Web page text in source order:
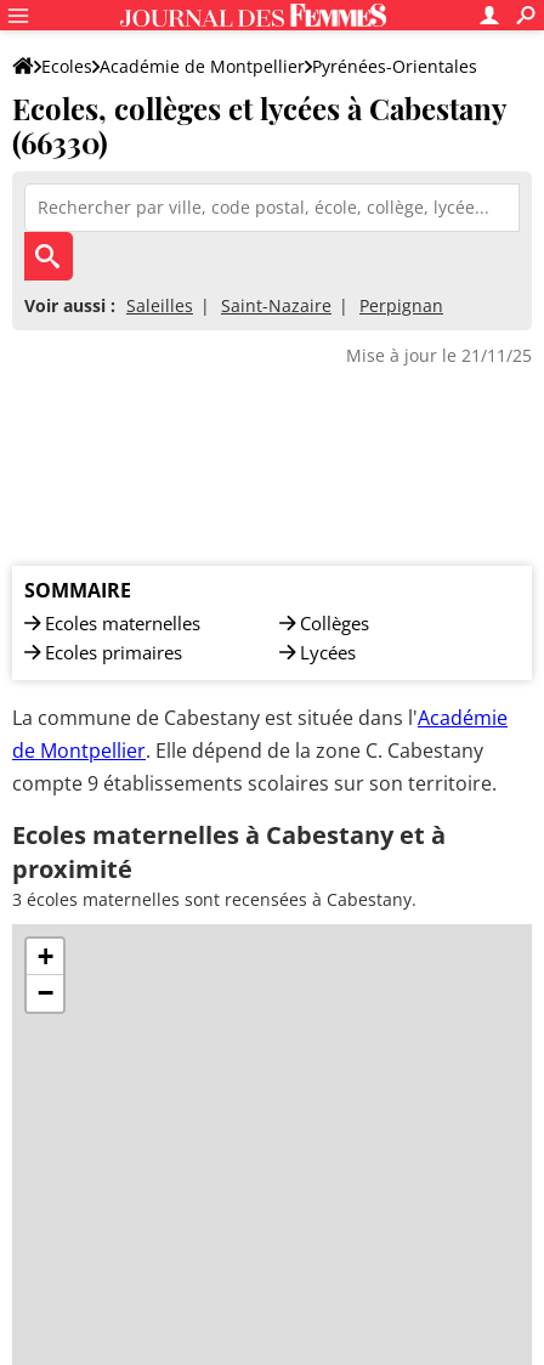
Ecoles Académie de Montpellier Pyrénées-Orientales
Ecoles, collèges et lycées à Cabestany
(66330)
Voir aussi : Saleilles Saint-Nazaire Perpignan
Mise à jour le 21/11/25
SOMMAIRE
Ecoles maternelles
Ecoles primaires
Collèges
Lycées
La commune de Cabestany est située dans l'Académie
de Montpellier. Elle dépend de la zone C. Cabestany
compte 9 établissements scolaires sur son territoire.
Ecoles maternelles à Cabestany et à
proximité
3 écoles maternelles sont recensées à Cabestany.
+
−